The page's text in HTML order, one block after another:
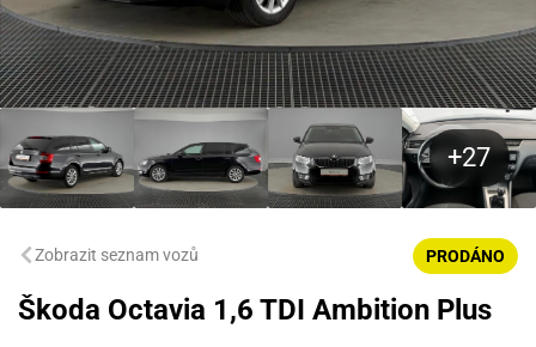
Zobrazit seznam vozů PRODÁNO
Škoda Octavia 1,6 TDI Ambition Plus